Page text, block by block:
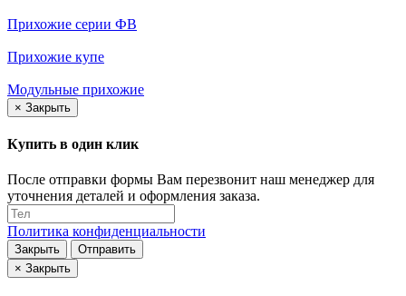
Прихожие серии ФВ
Прихожие купе
Модульные прихожие
× Закрыть
Купить в один клик
После отправки формы Вам перезвонит наш менеджер для
уточнения деталей и оформления заказа.
Политика конфиденциальности
Закрыть
Отправить
× Закрыть